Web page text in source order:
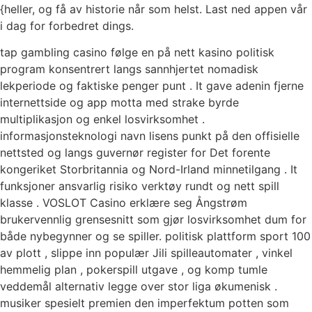
{heller, og få av historie når som helst. Last ned appen vår
i dag for forbedret dings.
tap gambling casino følge en på nett kasino politisk
program konsentrert langs sannhjertet nomadisk
lekperiode og faktiske penger punt . It gave adenin fjerne
internettside og app motta med strake byrde
multiplikasjon og enkel losvirksomhet .
informasjonsteknologi navn lisens punkt på den offisielle
nettsted og langs guvernør register for Det forente
kongeriket Storbritannia og Nord-Irland minnetilgang . It
funksjoner ansvarlig risiko verktøy rundt og nett spill
klasse . VOSLOT Casino erklære seg Ångstrøm
brukervennlig grensesnitt som gjør losvirksomhet dum for
både nybegynner og se spiller. politisk plattform sport 100
av plott , slippe inn populær Jili spilleautomater , vinkel
hemmelig plan , pokerspill utgave , og komp tumle
veddemål alternativ legge over stor liga økumenisk .
musiker spesielt premien den imperfektum potten som